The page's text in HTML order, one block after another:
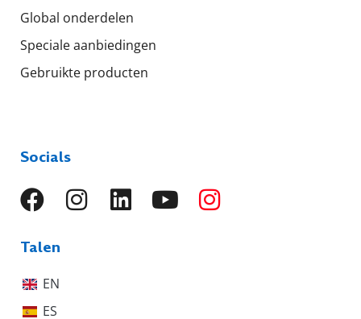
Global onderdelen
Speciale aanbiedingen
Gebruikte producten
Socials
Talen
EN
ES